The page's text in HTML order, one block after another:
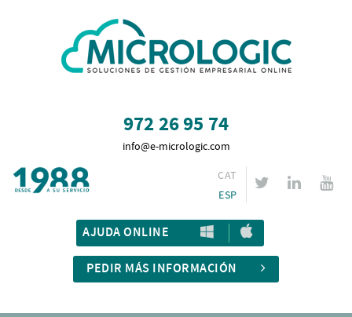
972 26 95 74
info@e-micrologic.com
CAT
ESP
AJUDA ONLINE
PEDIR MÁS INFORMACIÓN